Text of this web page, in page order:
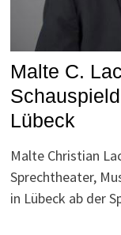
Malte C.
Lübeck
Malte Christian
Sprechtheater,
in Lübeck ab der